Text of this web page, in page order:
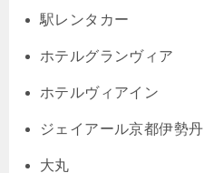
駅レンタカー
ホテルグランヴィア
ホテルヴィアイン
ジェイアール京都伊勢丹
大丸